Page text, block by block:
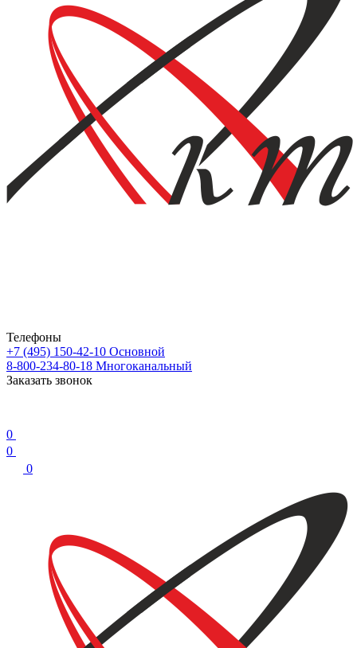
Телефоны
+7 (495) 150-42-10 Основной
8-800-234-80-18 Многоканальный
Заказать звонок
0
0
0